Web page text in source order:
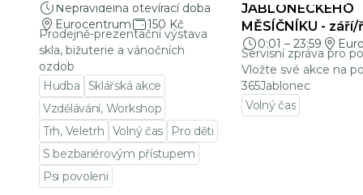
Nepravidelná otevírací doba
Eurocentrum
150 Kč
Prodejně-prezentační výstava
skla, bižuterie a vánočních
ozdob
Hudba
Sklářská akce
Vzdělávání, Workshop
Trh, Veletrh
Volný čas
Pro děti
S bezbariérovým přístupem
Psi povoleni
JABLONECKÉHO
MĚSÍČNÍKU -
0:01 – 23:59
Servisní zpráva pro
Vložte své akce na
365Jablonec
Volný čas